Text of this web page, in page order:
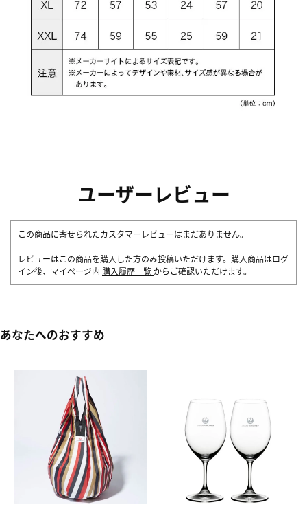
ユーザーレビュー
この商品に寄せられたカスタマーレビューはまだありません。
レビューはこの商品を購入した方のみ投稿いただけます。購入商品はログ
イン後、マイページ内 購入履歴一覧 からご確認いただけます。
あなたへのおすすめ